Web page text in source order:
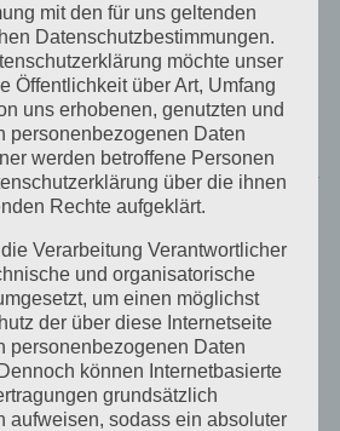
können die Informationen und
Internetseite im Sinne des
werden. Cookies ermöglichen
die Benutzer unserer
Zweck dieser
ist es, den Nutzern die
Internetseite zu erleichtern. Der
die Cookies verwendet,
seine Zugangsdaten eingeben,
Internetseite und dem auf dem
Benutzers abgelegten Cookie
Ein weiteres Beispiel ist das
im Online-Shop. Der
sich die Artikel, die ein Kunde in
gelegt hat, über ein Cookie.
mit den für uns geltenden
Datenschutzbestimmungen.
möchte unser
Öffentlichkeit über Art, Umfang
uns erhobenen, genutzten und
personenbezogenen Daten
werden betroffene Personen
über die ihnen
Rechte aufgeklärt.
Verarbeitung Verantwortlicher
und organisatorische
um einen möglichst
der über diese Internetseite
personenbezogenen Daten
können Internetbasierte
grundsätzlich
aufweisen, sodass ein absoluter